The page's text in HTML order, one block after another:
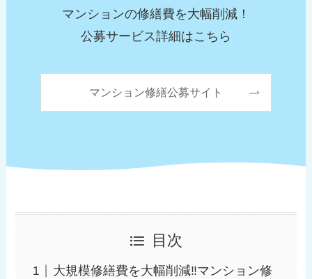
マンションの修繕費を大幅削減！
公募サービス詳細はこちら
マンション修繕公募サイト
目次
大規模修繕費を大幅削減‼︎マンション修